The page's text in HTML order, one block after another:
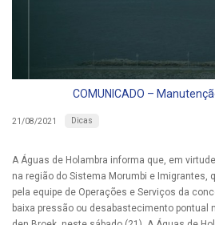
COMUNICADO –
21/08/2021 Dicas
A Águas de Holambra informa que, em
na região do Sistema Morumbi e Imigrantes,
pela equipe de Operações e Serviços da
baixa pressão ou desabastecimento pontual